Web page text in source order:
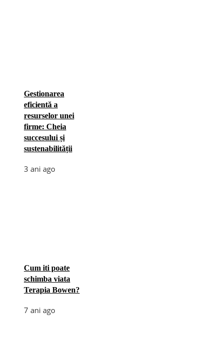
Gestionarea
eficientă a
resurselor unei
firme: Cheia
succesului și
sustenabilității
3 ani ago
Cum iti poate
schimba viata
Terapia Bowen?
7 ani ago